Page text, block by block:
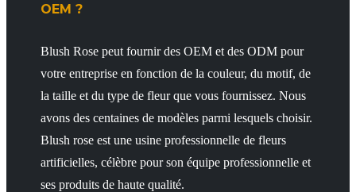
OEM ?
Blush Rose peut fournir des OEM et des ODM pour
votre entreprise en fonction de la couleur, du motif, de
la taille et du type de fleur que vous fournissez. Nous
avons des centaines de modèles parmi lesquels choisir.
Blush rose est une usine professionnelle de fleurs
artificielles, célèbre pour son équipe professionnelle et
ses produits de haute qualité.